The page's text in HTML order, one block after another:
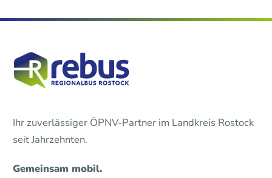
Ihr zuverlässiger ÖPNV-Partner im Landkreis Rostock
seit Jahrzehnten.
Gemeinsam mobil.